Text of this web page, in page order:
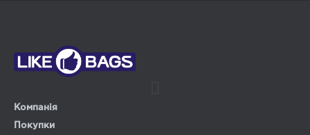
Компанія
Покупки